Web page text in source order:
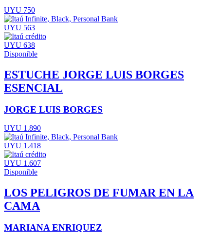
UYU 750
UYU 563
UYU 638
Disponible
ESTUCHE JORGE LUIS BORGES
ESENCIAL
JORGE LUIS BORGES
UYU 1.890
UYU 1.418
UYU 1.607
Disponible
LOS PELIGROS DE FUMAR EN LA
CAMA
MARIANA ENRIQUEZ